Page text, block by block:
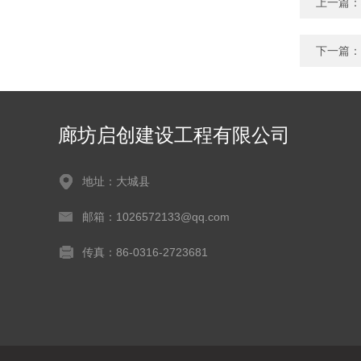
下一篇：
廊坊启创建设工程有限公司
地址：大城县
邮箱：1026572133@qq.com
传真：86-0316-2723681